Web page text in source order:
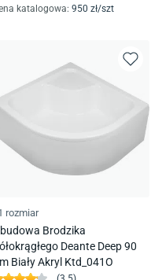
katalogowa: 950 zł/szt
rozmiar
Brodzika
Deante Deep 90
Biały Akryl Ktd_041O